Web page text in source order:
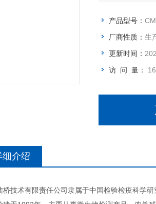
产品型号： CM
厂商性质： 生
更新时间：
访 问 量：
细介绍
桥技术有限责任公司隶属于中国检验检疫科学